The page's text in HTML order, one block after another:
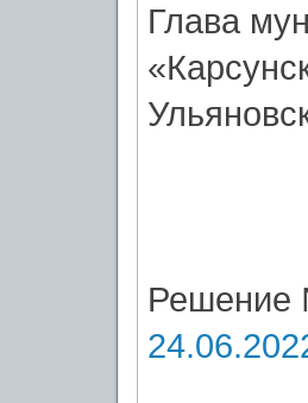
Глава
Решение